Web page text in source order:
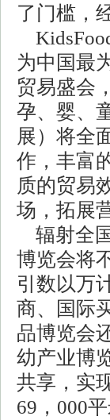
了门槛，
为中国最
贸易盛会
孕、婴、
展）将全
作，丰富
质的贸易
场，拓展
辐射全
博览会将
引数以万
商、国际
品博览会
幼产业博
共享，实
69，000